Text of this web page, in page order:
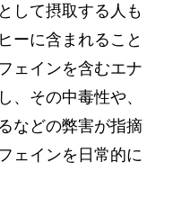
して摂取する人も
ーに含まれること
ェインを含むエナ
、その中毒性や、
などの弊害が指摘
ェインを日常的に